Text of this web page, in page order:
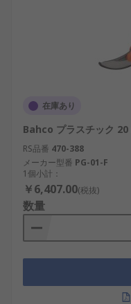
在庫あり
Bahco プラスチック
RS品番 470-388
メーカー型番 PG-01-F
1個小計：
￥6,407.00(税抜)
数量